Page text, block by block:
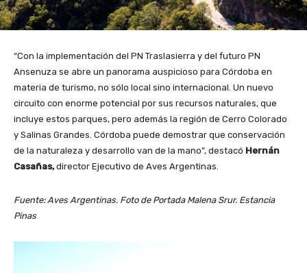
“Con la implementación del PN Traslasierra y del futuro PN
Ansenuza se abre un panorama auspicioso para Córdoba en
materia de turismo, no sólo local sino internacional. Un nuevo
circuito con enorme potencial por sus recursos naturales, que
incluye estos parques, pero además la región de Cerro Colorado
y Salinas Grandes. Córdoba puede demostrar que conservación
de la naturaleza y desarrollo van de la mano”, destacó Hernán
Casañas,director Ejecutivo de Aves Argentinas.
Fuente: Aves Argentinas. Foto de Portada Malena Srur. Estancia
Pinas